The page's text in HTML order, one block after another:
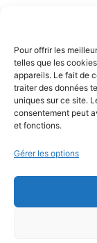
Pour offrir les
telles que les
appareils. Le fait de
traiter des données
uniques sur ce site.
consentement peut
et fonctions.
Gérer les options
© 2026 Théâtre